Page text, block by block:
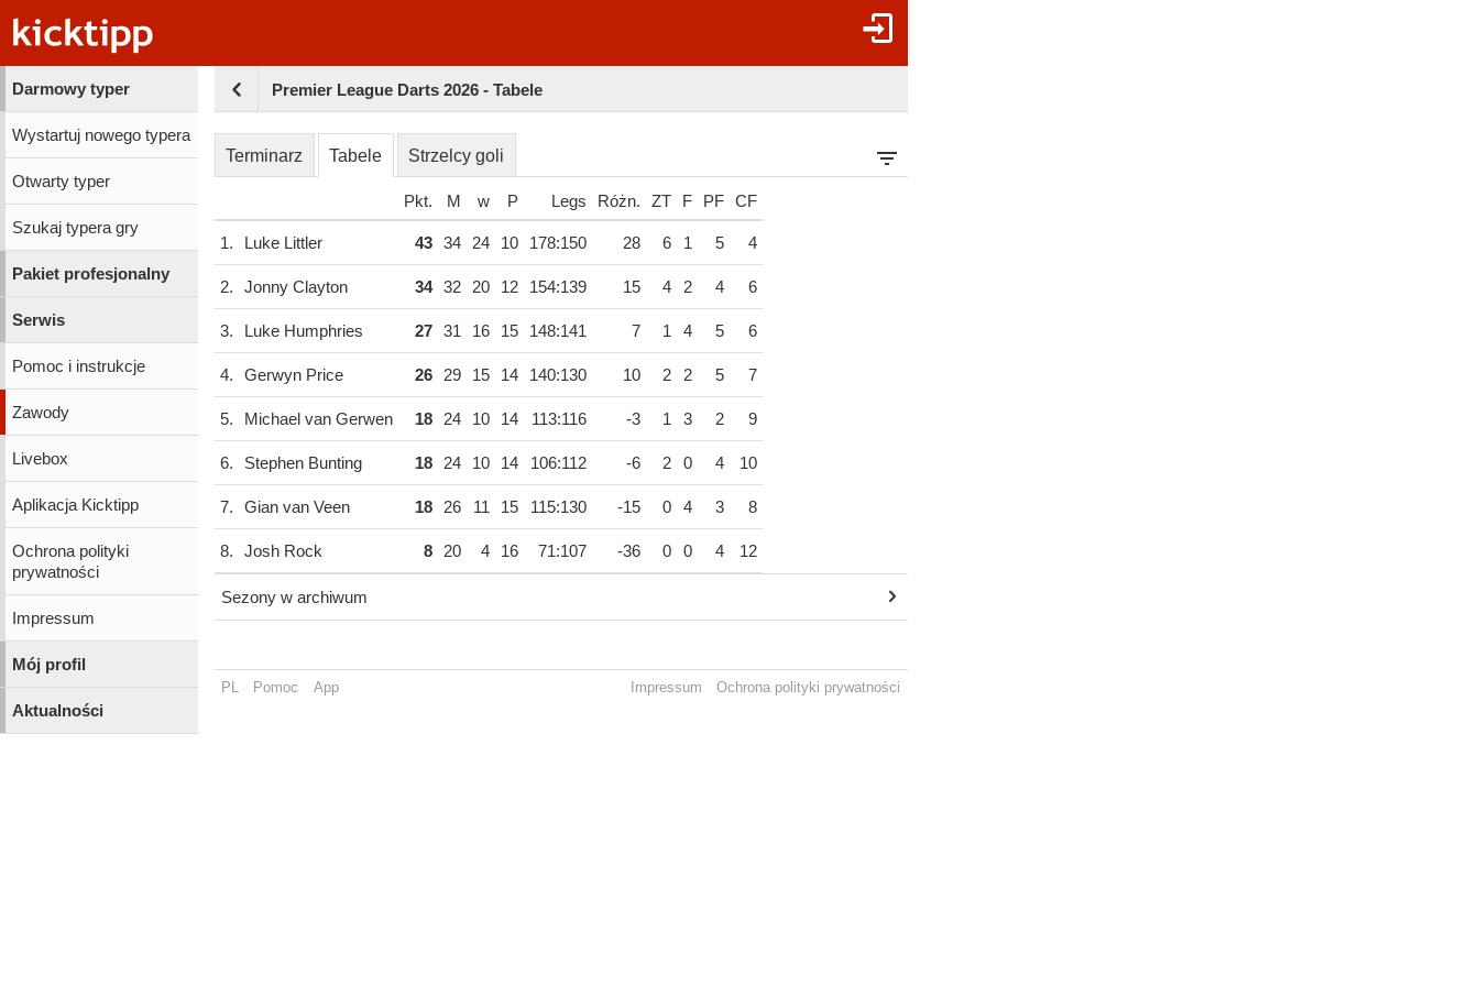
Darmowy typer
Wystartuj nowego typera
Otwarty typer
Szukaj typera gry
Pakiet profesjonalny
Serwis
Pomoc i instrukcje
Zawody
Livebox
Aplikacja Kicktipp
Ochrona polityki
prywatności
Impressum
Mój profil
Aktualności
Premier League Darts 2026 - Tabele
Terminarz Tabele Strzelcy goli
Pkt. M w P Legs Różn. ZT F PF CF
1. Luke Littler 43 34 24 10 178:150 28 6 1 5 4
2. Jonny Clayton 34 32 20 12 154:139 15 4 2 4 6
3. Luke Humphries 27 31 16 15 148:141 7 1 4 5 6
4. Gerwyn Price 26 29 15 14 140:130 10 2 2 5 7
5. Michael van Gerwen 18 24 10 14 113:116 -3 1 3 2 9
6. Stephen Bunting 18 24 10 14 106:112 -6 2 0 4 10
7. Gian van Veen 18 26 11 15 115:130 -15 0 4 3 8
8. Josh Rock 8 20 4 16 71:107 -36 0 0 4 12
Sezony w archiwum
PL Pomoc App Impressum Ochrona polityki prywatności